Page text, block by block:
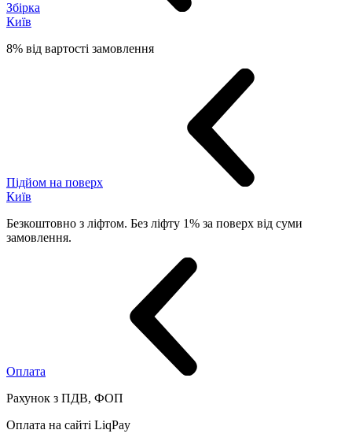
Збірка
Київ
8% від вартості замовлення
Підйом на поверх
Київ
Безкоштовно з ліфтом. Без ліфту 1% за поверх від суми
замовлення.
Оплата
Рахунок з ПДВ, ФОП
Оплата на сайті LiqPay